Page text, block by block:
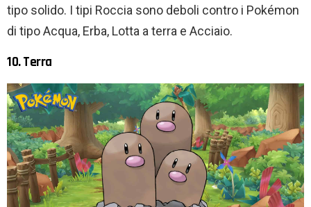
tipo solido. I tipi Roccia sono deboli contro i Pokémon
di tipo Acqua, Erba, Lotta a terra e Acciaio.
10. Terra